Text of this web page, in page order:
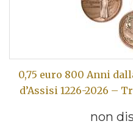
0,75 euro 800 Anni
d’Assisi 1226-2026 –
non